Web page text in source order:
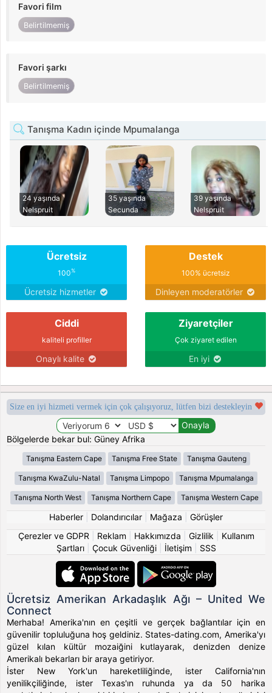
Favori film
Belirtilmemiş
Favori şarkı
Belirtilmemiş
Tanışma Kadın içinde Mpumalanga
24 yaşında
Nelspruit
35 yaşında
Secunda
39 yaşında
Nelspruit
Ücretsiz
100%
Ücretsiz hizmetler
Destek
100% ücretsiz
Dinleyen moderatörler
Ciddi
kaliteli profiller
Onaylı kalite
Ziyaretçiler
Çok ziyaret edilen
En iyi
Size en iyi hizmeti vermek için çok çalışıyoruz, lütfen bizi destekleyin
Bölgelerde bekar bul: Güney Afrika
Tanışma Eastern Cape Tanışma Free State Tanışma Gauteng
Tanışma KwaZulu-Natal Tanışma Limpopo Tanışma Mpumalanga
Tanışma North West Tanışma Northern Cape Tanışma Western Cape
Haberler Dolandırıcılar Mağaza
Görüşler
Çerezler ve GDPR
Reklam Hakkımızda Gizlilik
Kullanım
Şartları| Çocuk Güvenliği| İletişim SSS
Ücretsiz Amerikan Arkadaşlık Ağı – United We
Connect
Merhaba! Amerika'nın en çeşitli ve gerçek bağlantılar için en
güvenilir topluluğuna hoş geldiniz. States-dating.com, Amerika'yı
güzel kılan kültür mozaiğini kutlayarak, denizden denize
Amerikalı bekarları bir araya getiriyor.
İster New York'un hareketliliğinde, ister California'nın
yenilikçiliğinde, ister Texas'ın ruhunda ya da 50 harika